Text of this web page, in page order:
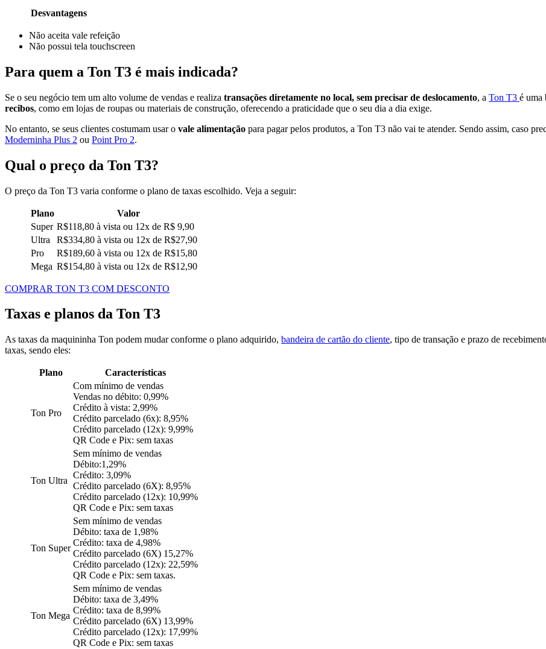
Desvantagens
Não aceita vale refeição
Não possui tela touchscreen
Para quem a Ton T3 é mais indicada?
Se o seu negócio tem um alto volume de vendas e realiza transações diretamente no local, sem precisar de deslocamento, a Ton T3 é uma
recibos, como em lojas de roupas ou materiais de construção, oferecendo a praticidade que o seu dia a dia exige.
No entanto, se seus clientes costumam usar o vale alimentação para pagar pelos produtos, a Ton T3 não vai te atender. Sendo assim, caso
Moderninha Plus 2 ou Point Pro 2.
Qual o preço da Ton T3?
O preço da Ton T3 varia conforme o plano de taxas escolhido. Veja a seguir:
Plano
Valor
Super R$118,80 à vista ou 12x de R$ 9,90
Ultra
R$334,80 à vista ou 12x de R$27,90
Pro
R$189,60 à vista ou 12x de R$15,80
Mega R$154,80 à vista ou 12x de R$12,90
COMPRAR TON T3 COM DESCONTO
Taxas e planos da Ton T3
As taxas da maquininha Ton podem mudar conforme o plano adquirido, bandeira de cartão do cliente, tipo de transação e prazo de
taxas, sendo eles:
Plano Características
Ton Pro
Com mínimo de vendas
Vendas no débito: 0,99%
Crédito à vista: 2,99%
Crédito parcelado (6x): 8,95%
Crédito parcelado (12x): 9,99%
QR Code e Pix: sem taxas
Ton Ultra
Sem mínimo de vendas
Débito:1,29%
Crédito: 3,09%
Crédito parcelado (6X): 8,95%
Crédito parcelado (12x): 10,99%
QR Code e Pix: sem taxas
Ton Super
Sem mínimo de vendas
Débito: taxa de 1,98%
Crédito: taxa de 4,98%
Crédito parcelado (6X) 15,27%
Crédito parcelado (12x): 22,59%
QR Code e Pix: sem taxas.
Ton Mega
Sem mínimo de vendas
Débito: taxa de 3,49%
Crédito: taxa de 8,99%
Crédito parcelado (6X) 13,99%
Crédito parcelado (12x): 17,99%
QR Code e Pix: sem taxas